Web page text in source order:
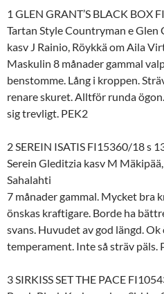
1 GLEN GRANT’S BLACK BOX
Tartan Style Countryman e Glen
kasv J Rainio, Röykkä om Aila
Maskulin 8 månader gammal
benstomme. Lång i kroppen.
renare skuret. Alltför runda
sig trevligt. PEK2
2 SEREIN ISATIS FI15360/18 s
Serein Gleditzia kasv M
Sahalahti
7 månader gammal. Mycket bra
önskas kraftigare. Borde ha
svans. Huvudet av god längd.
temperament. Inte så sträv päls.
3 SIRKISS SET THE PACE